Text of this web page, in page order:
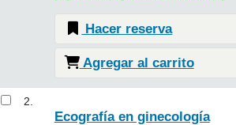
Hacer reserva
Agregar al carrito
2.
Ecografía en ginecología